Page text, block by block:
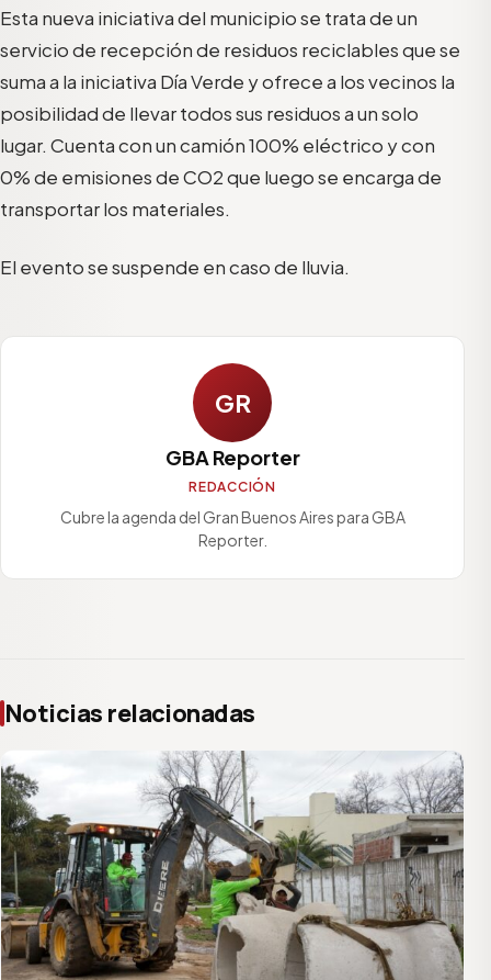
Esta nueva iniciativa del municipio se trata de un
servicio de recepción de residuos reciclables que se
suma a la iniciativa Día Verde y ofrece a los vecinos la
posibilidad de llevar todos sus residuos a un solo
lugar. Cuenta con un camión 100% eléctrico y con
0% de emisiones de CO2 que luego se encarga de
transportar los materiales.
El evento se suspende en caso de lluvia.
GR
GBA Reporter
REDACCIÓN
Cubre la agenda del Gran Buenos Aires para GBA
Reporter.
Noticias relacionadas